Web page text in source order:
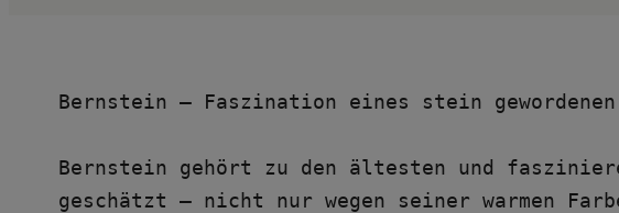
Bernstein – Faszination eines stein gewordenen
Bernstein gehört zu den ältesten und
geschätzt – nicht nur wegen seiner warmen